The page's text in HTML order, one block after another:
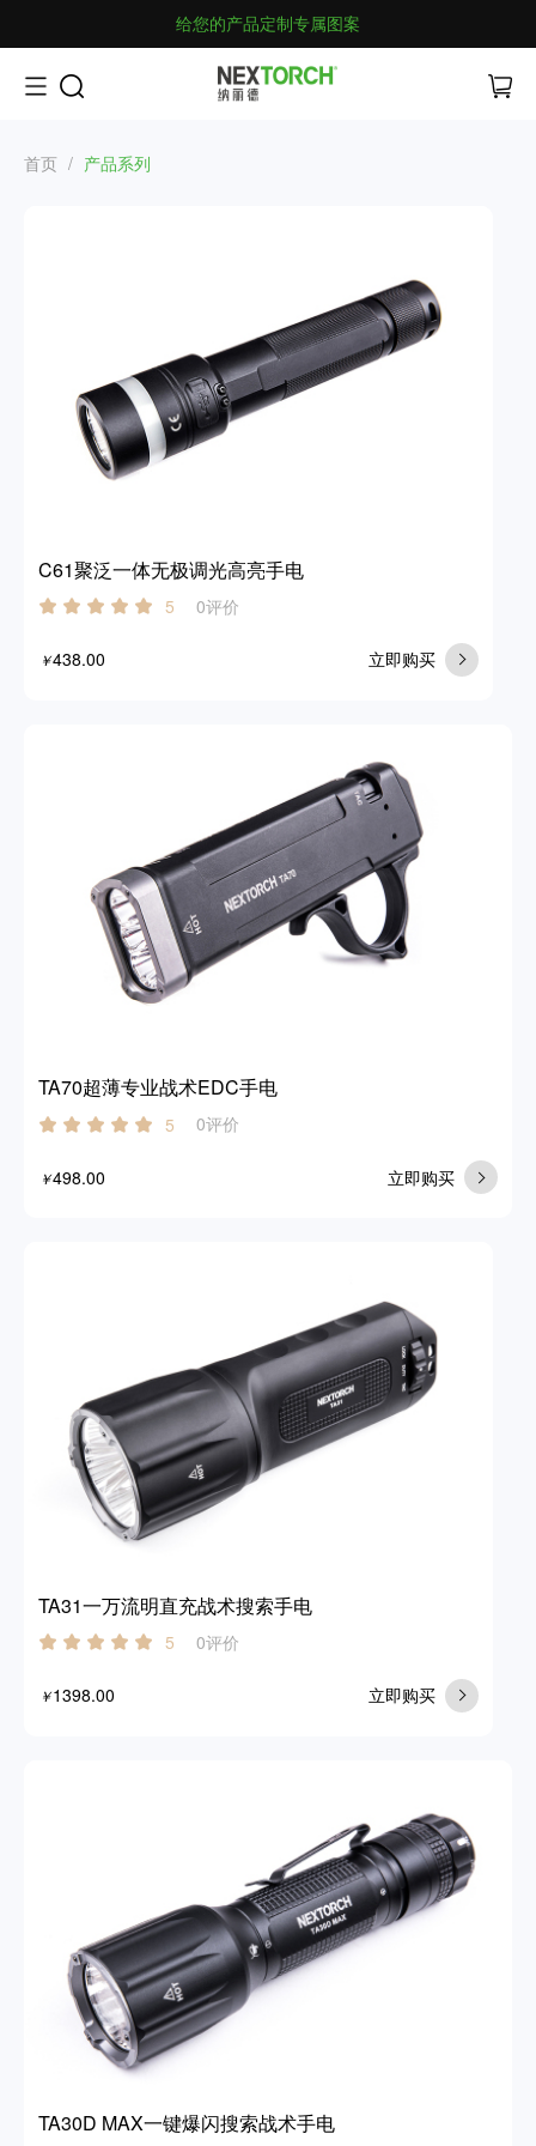
给您的产品定制专属图案
首页 / 产品系列
C61聚泛一体无极调光高亮手电
5 0评价
￥438.00 立即购买
TA70超薄专业战术EDC手电
5 0评价
￥498.00 立即购买
TA31一万流明直充战术搜索手电
5 0评价
￥1398.00 立即购买
TA30D MAX一键爆闪搜索战术手电